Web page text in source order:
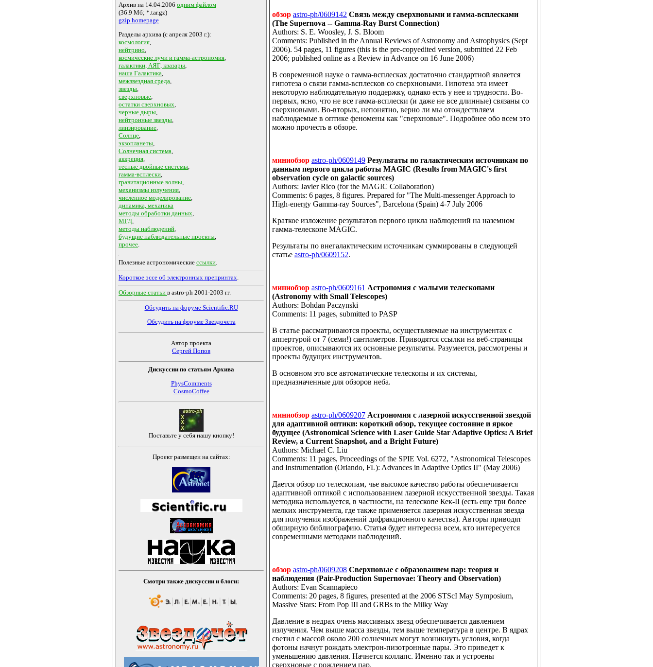
Архив на 14.04.2006 одним файлом
(36.9 Мб; *.tar.gz)
gzip homepage
Разделы архива (с апреля 2003 г.):
космология
нейтрино
космические лучи и гамма-астрономия
галактики, АЯГ, квазары
наша Галактика
межзвездная среда
звезды
сверхновые
остатки сверхновых
черные дыры
нейтронные звезды
линзирование
Солнце
экзопланеты
Солнечная система
аккреция
тесные двойные системы
гамма-всплески
гравитационные волны
механизмы излучения
численное моделирование
динамика, механика
методы обработки данных
МГД
методы наблюдений
будущие наблюдательные проекты
прочее
Полезные астрономические ссылки.
Короткое эссе об электронных препринтах.
Обзорные статьи в astro-ph 2001-2003 гг.
Обсудить на форуме Scientific.RU
Обсудить на форуме Звездочета
Автор проекта
Сергей Попов
Дискуссии по статьям Архива
PhysComments
CosmoCoffee
Поставьте у себя нашу кнопку!
Проект размещен на сайтах:
Смотри также дискуссии и блоги:
обзор astro-ph/0609142 Связь между сверхновыми и гамма-всплесками
(The Supernova -- Gamma-Ray Burst Connection)
Authors: S. E. Woosley, J. S. Bloom
Comments: Published in the Annual Reviews of Astronomy and Astrophysics (Sept
2006). 54 pages, 11 figures (this is the pre-copyedited version, submitted 22 Feb
2006; published online as a Review in Advance on 16 June 2006)
В современной науке о гамма-всплесках достаточно стандартной является
гипотеза о связи гамма-всплесков со сверхновыми. Гипотеза эта имеет
некоторую наблюдательную поддержку, однако есть у нее и трудности. Во-
первых, ясно, что не все гамма-всплески (и даже не все длинные) связаны со
сверхновыми. Во-вторых, непонятно, верно ли мы отождествляем
наблюдаемые в оптике феномены как "сверхновые". Подробнее обо всем это
можно прочесть в обзоре.
миниобзор astro-ph/0609149 Результаты по галактическим источникам по
данным первого цикла работы MAGIC (Results from MAGIC's first
observation cycle on galactic sources)
Authors: Javier Rico (for the MAGIC Collaboration)
Comments: 6 pages, 8 figures. Prepared for "The Multi-messenger Approach to
High-energy Gamma-ray Sources", Barcelona (Spain) 4-7 July 2006
Краткое изложение результатов первого цикла наблюдений на наземном
гамма-телескопе MAGIC.
Результаты по внегалактическим источникам суммированы в следующей
статье astro-ph/0609152.
миниобзор astro-ph/0609161 Астрономия с малыми телескопами
(Astronomy with Small Telescopes)
Authors: Bohdan Paczynski
Comments: 11 pages, submitted to PASP
В статье рассматриваются проекты, осуществляемые на инструментах с
аппертурой от 7 (семи!) сантиметров. Приводятся ссылки на веб-страницы
проектов, описываются их основные результаты. Разумеется, рассмотрены и
проекты будущих инструментов.
В основном это все автоматические телескопы и их системы,
предназначенные для обзоров неба.
миниобзор astro-ph/0609207 Астрономия с лазерной искусственной звездой
для адаптивной оптики: короткий обзор, текущее состояние и яркое
будущее (Astronomical Science with Laser Guide Star Adaptive Optics: A Brief
Review, a Current Snapshot, and a Bright Future)
Authors: Michael C. Liu
Comments: 11 pages, Proceedings of the SPIE Vol. 6272, "Astronomical Telescopes
and Instrumentation (Orlando, FL): Advances in Adaptive Optics II" (May 2006)
Дается обзор по телескопам, чье высокое качество работы обеспечивается
адаптивной оптикой с использованием лазерной искусственной звезды. Такая
методика используется, в частности, на телескопе Кек-II (есть еще три более
мелких инструмента, где также применяется лазерная искусственная звезда
для получения изображений дифракционного качества). Авторы приводят
обширную библиографию. Статья будет интересна всем, кто интересуется
современными методами наблюдений.
обзор astro-ph/0609208 Сверхновые с образованием пар: теория и
наблюдения (Pair-Production Supernovae: Theory and Observation)
Authors: Evan Scannapieco
Comments: 20 pages, 8 figures, presented at the 2006 STScI May Symposium,
Massive Stars: From Pop III and GRBs to the Milky Way
Давление в недрах очень массивных звезд обеспечивается давлением
излучения. Чем выше масса звезды, тем выше температура в центре. В ядрах
светил с массой около 200 солнечных могут возникнуть условия, когда
фотоны начнут рождать электрон-пизотронные пары. Это приведет к
уменьшению давления. Начнется коллапс. Именно так и устроены
сверхновые с рождением пар.